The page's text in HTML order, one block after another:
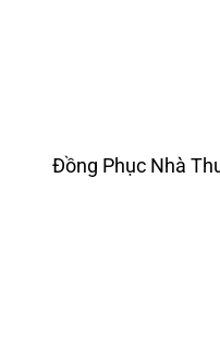
Đồng Phục Nhà